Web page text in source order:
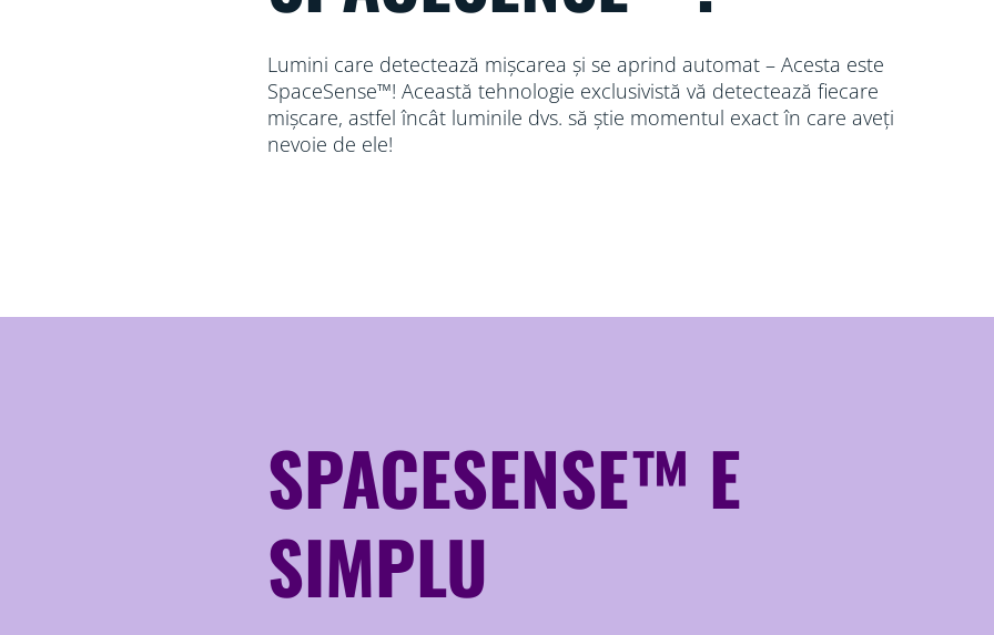
Lumini care detectează mișcarea și se aprind automat – Acesta este
SpaceSense™! Această tehnologie exclusivistă vă detectează fiecare
mișcare, astfel încât luminile dvs. să știe momentul exact în care aveți
nevoie de ele!
SPACESENSE™ E
SIMPLU